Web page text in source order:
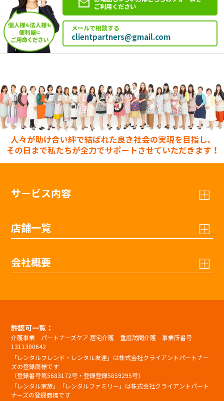
ご利用ください
メールで相談する
clientpartners@gmail.com
サービス内容
店舗一覧
会社概要
許認可一覧：
介護事業 パートナーズケア 居宅介護 重度訪問介護 事業所番号
1311300642
「レンタルフレンド・レンタル友達」は株式会社クライアントパートナー
ズの登録商標です
（登録番号第5683172号・登録登録5859295号）
「レンタル家族」「レンタルファミリー」は株式会社クライアントパート
ナーズの登録商標です